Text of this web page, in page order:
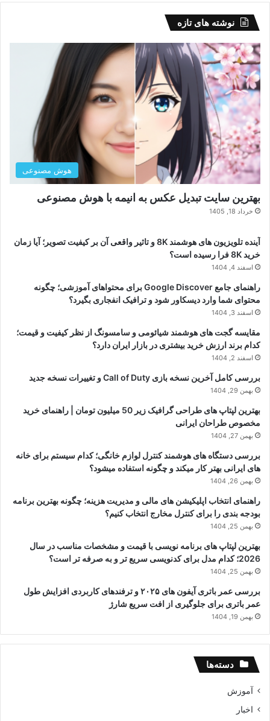
نوشته های تازه
هوش مصنوعی
بهترین سایت تبدیل عکس به انیمه با هوش مصنوعی
خرداد 18, 1405
آینده تلویزیون های هوشمند 8K و تاثیر واقعی آن بر کیفیت تصویر؛ آیا زمان
خرید 8K فرا رسیده است؟
اسفند 4, 1404
راهنمای جامع Google Discover برای محتواهای آموزشی؛ چگونه
محتوای شما وارد دیسکاور شود و ترافیک انفجاری بگیرد؟
اسفند 3, 1404
مقایسه گجت های هوشمند شیائومی و سامسونگ از نظر کیفیت و قیمت؛
کدام برند ارزش خرید بیشتری در بازار ایران دارد؟
اسفند 2, 1404
بررسی کامل آخرین نسخه بازی Call of Duty و تغییرات نسخه جدید
بهمن 29, 1404
بهترین لپتاپ های طراحی گرافیک زیر 50 میلیون تومان | راهنمای خرید
مخصوص طراحان ایرانی
بهمن 27, 1404
بررسی دستگاه های هوشمند کنترل لوازم خانگی؛ کدام سیستم برای خانه
های ایرانی بهتر کار میکند و چگونه استفاده میشود؟
بهمن 26, 1404
راهنمای انتخاب اپلیکیشن های مالی و مدیریت هزینه؛ چگونه بهترین برنامه
بودجه بندی را برای کنترل مخارج انتخاب کنیم؟
بهمن 25, 1404
بهترین لپتاپ های برنامه نویسی با قیمت و مشخصات مناسب در سال
2026؛ کدام مدل برای کدنویسی سریع تر و به صرفه تر است؟
بهمن 25, 1404
بررسی عمر باتری آیفون های ۲۰۲۵ و ترفندهای کاربردی افزایش طول
عمر باتری برای جلوگیری از افت سریع شارژ
بهمن 19, 1404
دسته‌ها
آموزش
اخبار